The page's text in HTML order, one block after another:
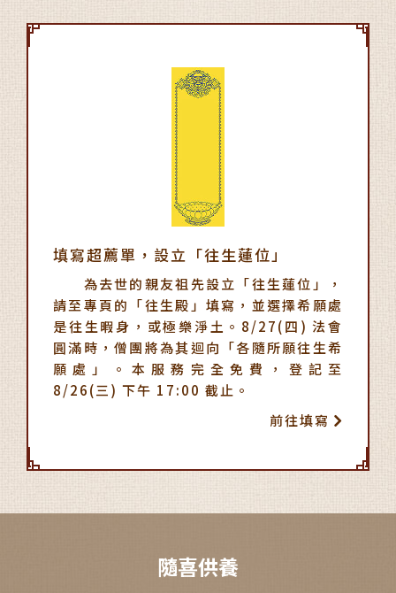
填寫超薦單，設立「往生蓮位」
為去世的親友祖先設立「往生蓮位」，
請至專頁的「往生殿」填寫，並選擇希願處
是往生暇身，或極樂淨土。8/27(四) 法會
圓滿時，僧團將為其迴向「各隨所願往生希
願處」。本服務完全免費，登記至
8/26(三) 下午 17:00 截止。
前往填寫
隨喜供養